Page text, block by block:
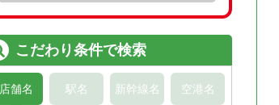
こだわり条件で検索
店舗名 駅名 新幹線名 空港名